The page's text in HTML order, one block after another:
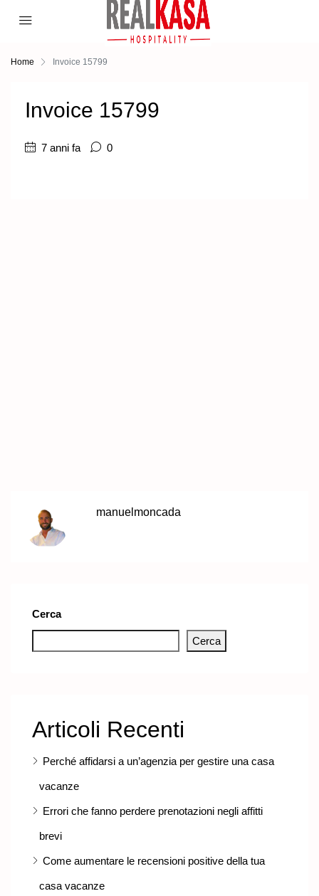
Home Invoice 15799
Invoice 15799
7 anni fa 0
manuelmoncada
Cerca
Cerca
Articoli Recenti
Perché affidarsi a un’agenzia per gestire una casa
vacanze
Errori che fanno perdere prenotazioni negli affitti
brevi
Come aumentare le recensioni positive della tua
casa vacanze